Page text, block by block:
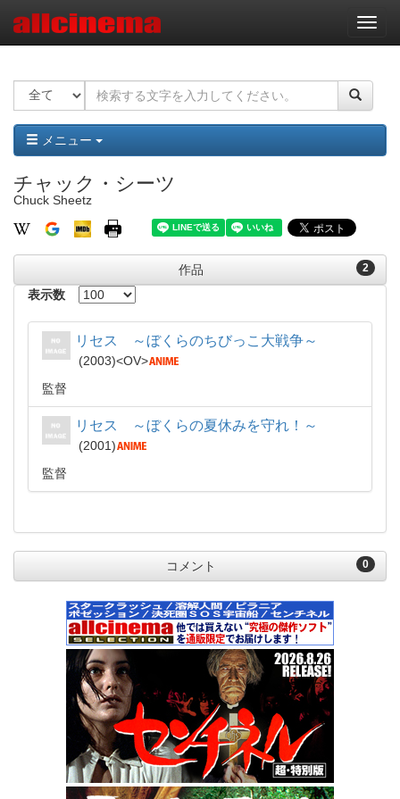
ナ
ビ
ー
ョ
ン
メニュー
チャック・シーツ
Chuck Sheetz
2
作品
表示数
リセス ～ぼくらのちびっこ大戦争～
2003
OV
監督
リセス ～ぼくらの夏休みを守れ！～
2001
監督
0
コメント